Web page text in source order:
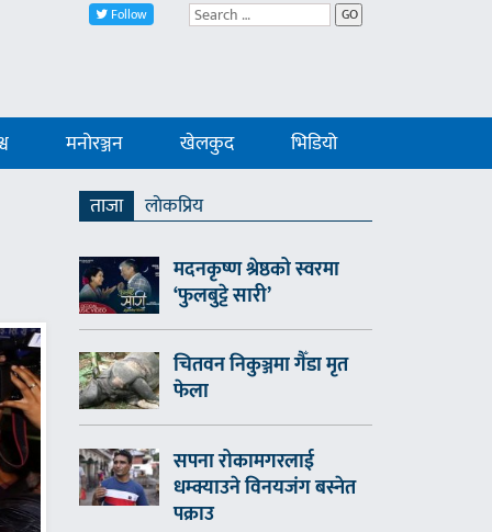
Follow GO
मनोरञ्जन खेलकुद भिडियो
ताजा
लाेकप्रिय
मदनकृष्ण श्रेष्ठको स्वरमा
‘फुलबुट्टे सारी’
चितवन निकुञ्जमा गैँडा मृत
फेला
सपना रोकामगरलाई
धम्क्याउने विनयजंग बस्नेत
पक्राउ